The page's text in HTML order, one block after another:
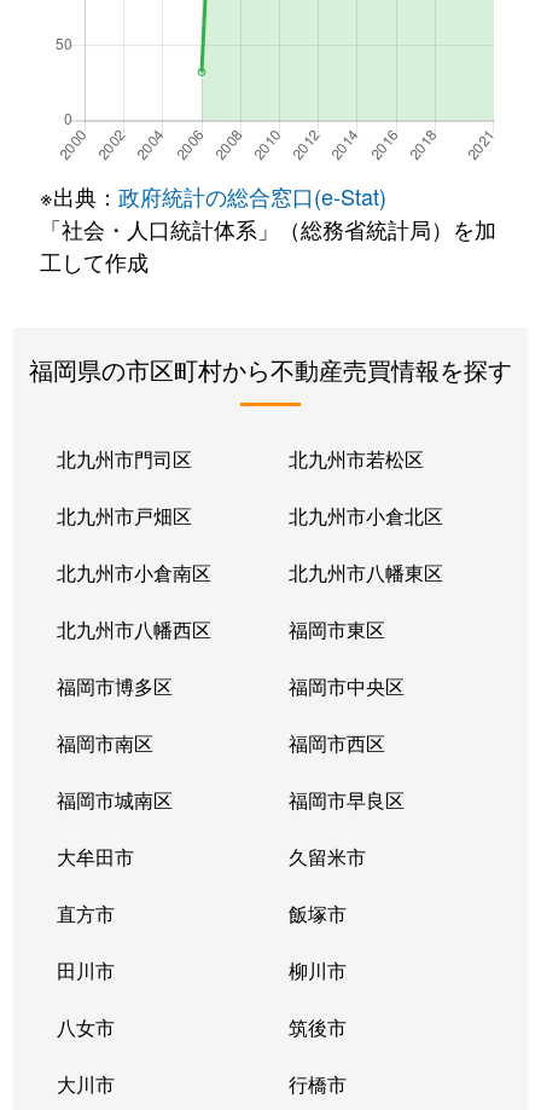
※出典： 政府統計の総合窓口(e-Stat)
「社会・人口統計体系」（総務省統計局）を加
工して作成
福岡県の市区町村から不動産売買情報を探す
北九州市門司区 北九州市若松区
北九州市戸畑区 北九州市小倉北区
北九州市小倉南区 北九州市八幡東区
北九州市八幡西区 福岡市東区
福岡市博多区 福岡市中央区
福岡市南区 福岡市西区
福岡市城南区 福岡市早良区
大牟田市 久留米市
直方市 飯塚市
田川市 柳川市
八女市 筑後市
大川市 行橋市